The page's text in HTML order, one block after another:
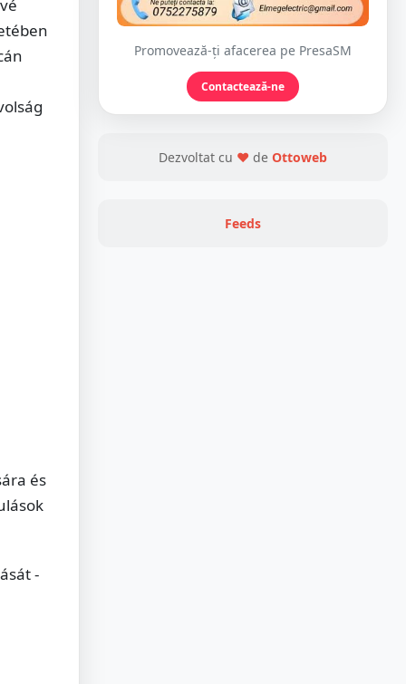
és
-
Promovează-ți afacerea pe PresaSM
Contactează-ne
Dezvoltat cu ❤ de Ottoweb
Feeds